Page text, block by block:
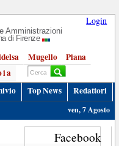
Login
Amministrazioni
di Firenze
Mugello
Piana
Top News
Redattori
ven, 7 Agosto
Facebook